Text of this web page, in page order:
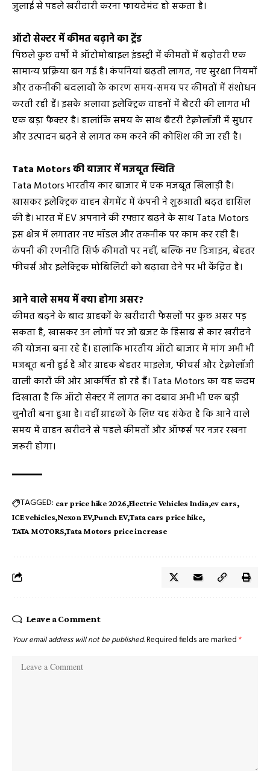
जुलाई से पहले खरीदारी करना फायदेमंद हो सकता है।
ऑटो सेक्टर में कीमत बढ़ाने का ट्रेंड
पिछले कुछ वर्षों में ऑटोमोबाइल इंडस्ट्री में कीमतों में बढ़ोतरी एक
सामान्य प्रक्रिया बन गई है। कंपनियां बढ़ती लागत, नए सुरक्षा नियमों
और तकनीकी बदलावों के कारण समय-समय पर कीमतों में संशोधन
करती रही हैं। इसके अलावा इलेक्ट्रिक वाहनों में बैटरी की लागत भी
एक बड़ा फैक्टर है। हालांकि समय के साथ बैटरी टेक्नोलॉजी में सुधार
और उत्पादन बढ़ने से लागत कम करने की कोशिश की जा रही है।
Tata Motors की बाजार में मजबूत स्थिति
Tata Motors भारतीय कार बाजार में एक मजबूत खिलाड़ी है।
खासकर इलेक्ट्रिक वाहन सेगमेंट में कंपनी ने शुरुआती बढ़त हासिल
की है। भारत में EV अपनाने की रफ्तार बढ़ने के साथ Tata Motors
इस क्षेत्र में लगातार नए मॉडल और तकनीक पर काम कर रही है।
कंपनी की रणनीति सिर्फ कीमतों पर नहीं, बल्कि नए डिजाइन, बेहतर
फीचर्स और इलेक्ट्रिक मोबिलिटी को बढ़ावा देने पर भी केंद्रित है।
आने वाले समय में क्या होगा असर?
कीमत बढ़ने के बाद ग्राहकों के खरीदारी फैसलों पर कुछ असर पड़
सकता है, खासकर उन लोगों पर जो बजट के हिसाब से कार खरीदने
की योजना बना रहे हैं। हालांकि भारतीय ऑटो बाजार में मांग अभी भी
मजबूत बनी हुई है और ग्राहक बेहतर माइलेज, फीचर्स और टेक्नोलॉजी
वाली कारों की ओर आकर्षित हो रहे हैं। Tata Motors का यह कदम
दिखाता है कि ऑटो सेक्टर में लागत का दबाव अभी भी एक बड़ी
चुनौती बना हुआ है। वहीं ग्राहकों के लिए यह संकेत है कि आने वाले
समय में वाहन खरीदने से पहले कीमतों और ऑफर्स पर नजर रखना
जरूरी होगा।
TAGGED: car price hike 2026 Electric Vehicles India ev cars
ICE vehicles Nexon EV Punch EV Tata cars price hike
TATA MOTORS Tata Motors price increase
Leave a Comment
Your email address will not be published.Required fields are marked *